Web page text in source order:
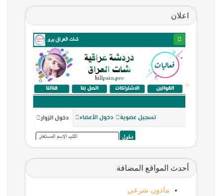
اعلان
<
أحدث المواقع المضافة
ماذون شرعي